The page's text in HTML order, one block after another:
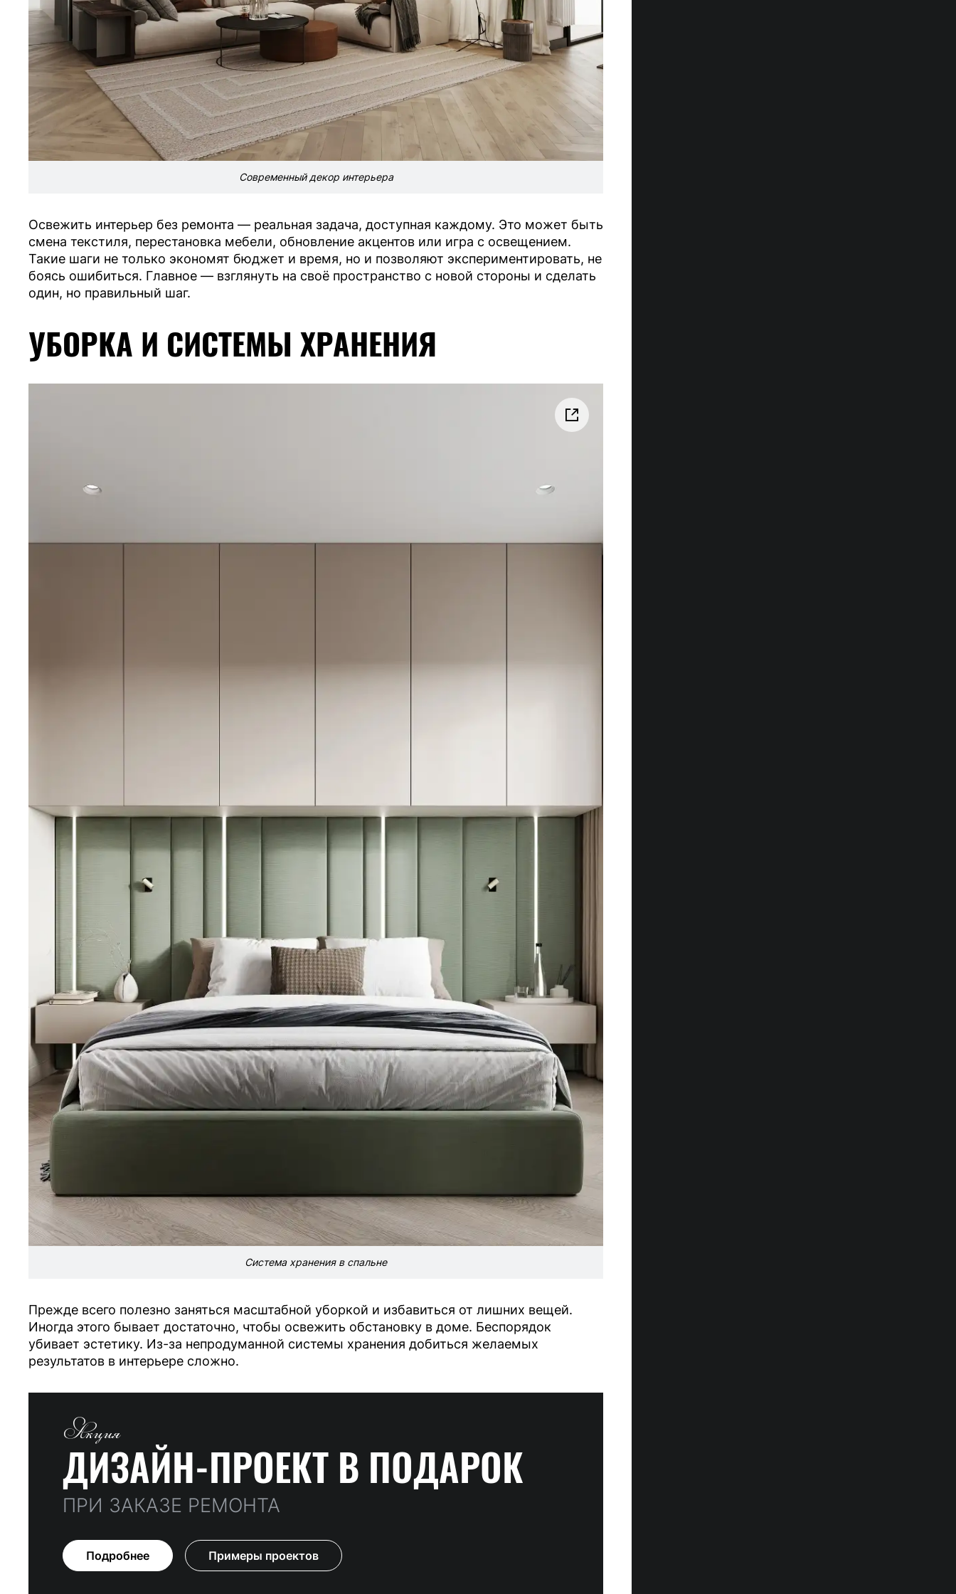
Современный декор интерьера
Освежить интерьер без ремонта — реальная задача, доступная каждому. Это может быть
смена текстиля, перестановка мебели, обновление акцентов или игра с освещением.
Такие шаги не только экономят бюджет и время, но и позволяют экспериментировать, не
боясь ошибиться. Главное — взглянуть на своё пространство с новой стороны и сделать
один, но правильный шаг.
УБОРКА И СИСТЕМЫ ХРАНЕНИЯ
Система хранения в спальне
Прежде всего полезно заняться масштабной уборкой и избавиться от лишних вещей.
Иногда этого бывает достаточно, чтобы освежить обстановку в доме. Беспорядок
убивает эстетику. Из-за непродуманной системы хранения добиться желаемых
результатов в интерьере сложно.
Акция
ДИЗАЙН-ПРОЕКТ В ПОДАРОК
ПРИ ЗАКАЗЕ РЕМОНТА
Подробнее Примеры проектов